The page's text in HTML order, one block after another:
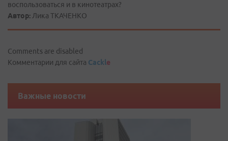
воспользоваться и в кинотеатрах?
Автор:Лика ТКАЧЕНКО
Comments are disabled
Комментарии для сайта Cackle
Важные новости